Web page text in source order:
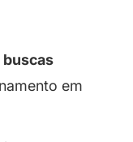
em